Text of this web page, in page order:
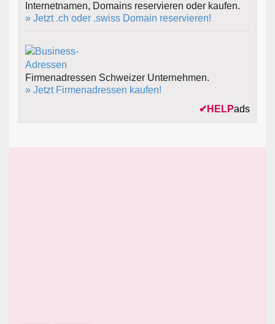
Internetnamen, Domains reservieren oder kaufen.
» Jetzt .ch oder .swiss Domain reservieren!
Firmenadressen Schweizer Unternehmen.
» Jetzt Firmenadressen kaufen!
✔ HELPads